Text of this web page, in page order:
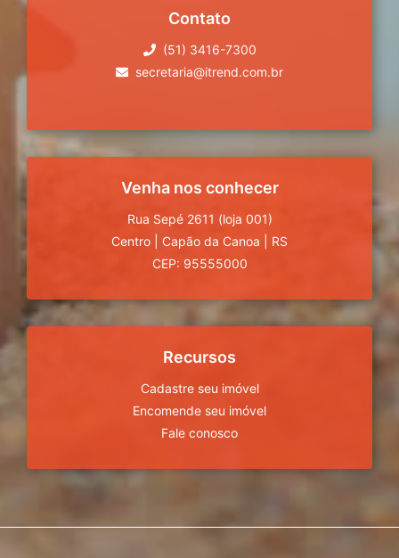
Contato
(51) 3416-7300
secretaria@itrend.com.br
Venha nos conhecer
Rua Sepé 2611 (loja 001)
Centro
Capão da Canoa
RS
CEP: 95555000
Recursos
Cadastre seu imóvel
Encomende seu imóvel
Fale conosco